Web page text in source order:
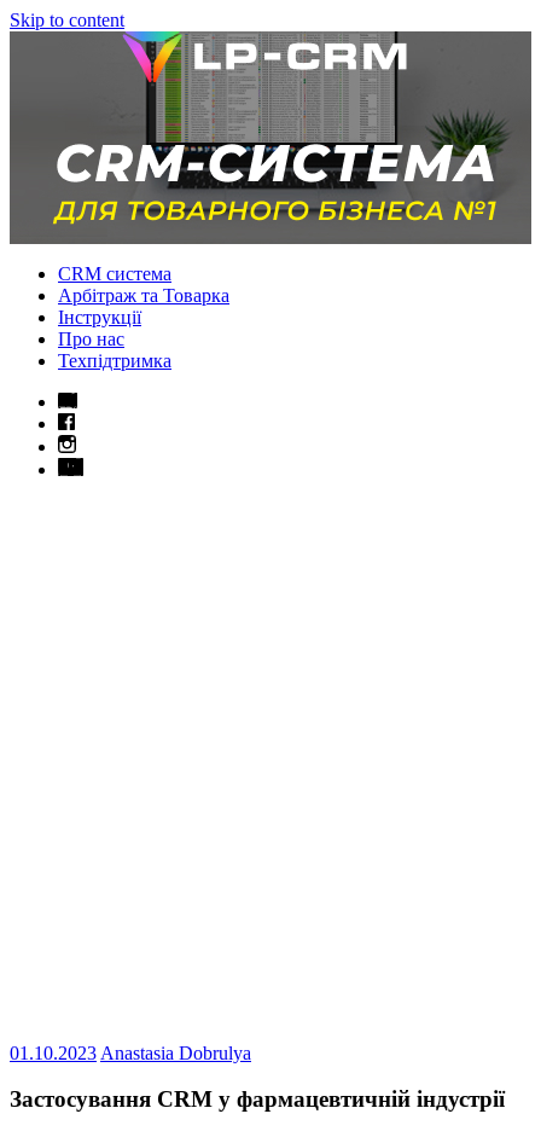
Skip to content
CRM система
Арбітраж та Товарка
Інструкції
Про нас
Техпідтримка
01.10.2023 Anastasia Dobrulya
Застосування CRM у фармацевтичній індустрії